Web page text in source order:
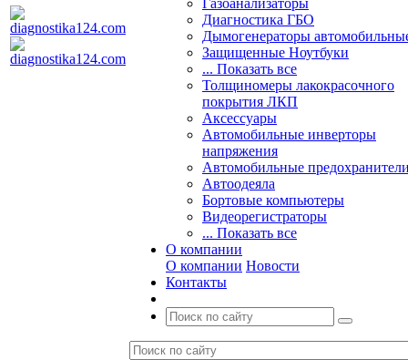
Газоанализаторы
Диагностика ГБО
Дымогенераторы
Защищенные Ноутбуки
... Показать все
Толщиномеры лакокрасочного
покрытия ЛКП
Аксессуары
Автомобильные инверторы
напряжения
Автомобильные
Автоодеяла
Бортовые компьютеры
Видеорегистраторы
... Показать все
О компании
О компании Новости
Контакты